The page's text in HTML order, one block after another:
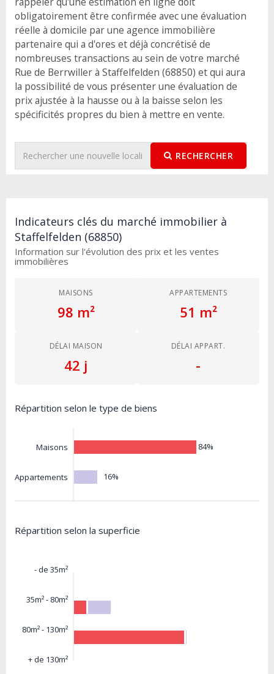
obligatoirement être confirmée avec une évaluation
réelle à domicile par une agence immobilière
partenaire qui a d'ores et déjà concrétisé de
nombreuses transactions au sein de votre marché
Rue de Berrwiller à Staffelfelden (68850) et qui aura
la possibilité de vous présenter une évaluation de
prix ajustée à la hausse ou à la baisse selon les
spécificités propres du bien à mettre en vente.
RECHERCHER
Indicateurs clés du marché immobilier à
Staffelfelden (68850)
Information sur l'évolution des prix et les ventes
immobilières
MAISONS
98 m²
APPARTEMENTS
51 m²
DÉLAI MAISON
42 j
DÉLAI APPART.
-
Répartition selon le type de biens
Maisons
Appartements
84%
16%
Répartition selon la superficie
- de 35m²
35m² - 80m²
80m² - 130m²
+ de 130m²